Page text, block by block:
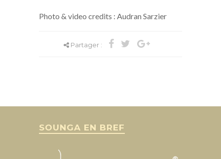
Photo & video credits : Audran Sarzier
Partager :
SOUNGA EN BREF